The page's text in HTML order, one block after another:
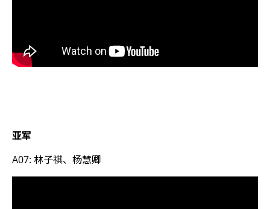
亚军
A07: 林子祺、杨慧卿